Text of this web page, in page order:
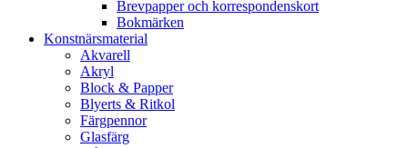
Brevpapper och korrespondenskort
Bokmärken
Konstnärsmaterial
Akvarell
Akryl
Block & Papper
Blyerts & Ritkol
Färgpennor
Glasfärg